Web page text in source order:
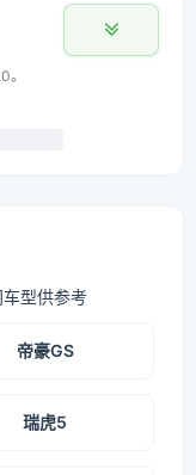
型供参考
帝豪GS
瑞虎5